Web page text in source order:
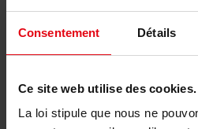
Consentement Détails
Ce site web utilise des cookies.
La loi stipule que nous ne
Livraison
Cet article n'est plus disponible
Livraison gratuite à partir